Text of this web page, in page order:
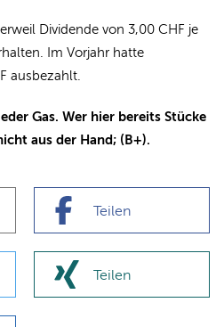
Dividende von 3,00 CHF je
Im Vorjahr hatte
ausbezahlt.
Gas. Wer hier bereits Stücke
aus der Hand; (B+).
Teilen
Teilen